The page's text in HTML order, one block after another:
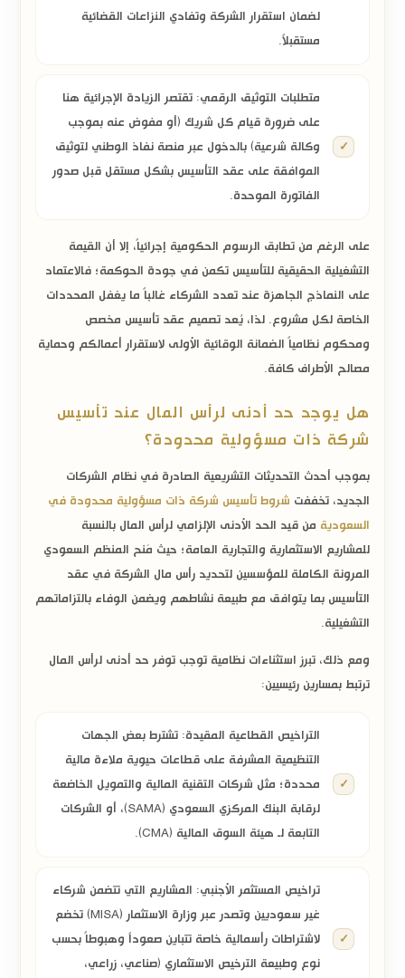
لضمان استقرار الشركة وتفادي النزاعات القضائية
مستقبلاً.
متطلبات التوثيق الرقمي: تقتصر الزيادة الإجرائية هنا
على ضرورة قيام كل شريك (أو مفوض عنه بموجب
وكالة شرعية) بالدخول عبر منصة نفاذ الوطني لتوثيق
الموافقة على عقد التأسيس بشكل مستقل قبل صدور
الفاتورة الموحدة.
على الرغم من تطابق الرسوم الحكومية إجرائياً، إلا أن القيمة
التشغيلية الحقيقية للتأسيس تكمن في جودة الحوكمة؛ فالاعتماد
على النماذج الجاهزة عند تعدد الشركاء غالباً ما يغفل المحددات
الخاصة لكل مشروع. لذا، يُعد تصميم عقد تأسيس مخصص
ومحكوم نظامياً الضمانة الوقائية الأولى لاستقرار أعمالكم وحماية
مصالح الأطراف كافة.
هل يوجد حد أدنى لرأس المال عند تأسيس
شركة ذات مسؤولية محدودة؟
بموجب أحدث التحديثات التشريعية الصادرة في نظام الشركات
الجديد، تخففت شروط تأسيس شركة ذات مسؤولية محدودة في
السعودية من قيد الحد الأدنى الإلزامي لرأس المال بالنسبة
للمشاريع الاستثمارية والتجارية العامة؛ حيث مَنح المنظم السعودي
المرونة الكاملة للمؤسسين لتحديد رأس مال الشركة في عقد
التأسيس بما يتوافق مع طبيعة نشاطهم ويضمن الوفاء بالتزاماتهم
التشغيلية.
ومع ذلك، تبرز استثناءات نظامية توجب توفر حد أدنى لرأس المال
ترتبط بمسارين رئيسيين:
التراخيص القطاعية المقيدة: تشترط بعض الجهات
التنظيمية المشرفة على قطاعات حيوية ملاءة مالية
محددة؛ مثل شركات التقنية المالية والتمويل الخاضعة
لرقابة البنك المركزي السعودي (SAMA)
، أو الشركات
التابعة لـ هيئة السوق المالية (CMA) .
تراخيص المستثمر الأجنبي: المشاريع التي تتضمن شركاء
غير سعوديين وتصدر عبر وزارة الاستثمار (MISA)
تخضع
لاشتراطات رأسمالية خاصة تتباين صعوداً وهبوطاً بحسب
نوع وطبيعة الترخيص الاستثماري (صناعي، زراعي،